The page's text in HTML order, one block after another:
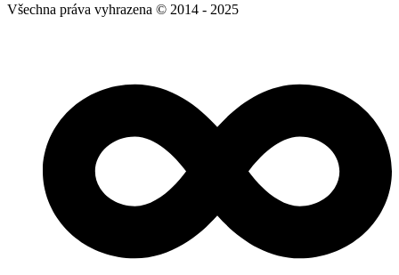
Všechna práva vyhrazena © 2014 - 2025